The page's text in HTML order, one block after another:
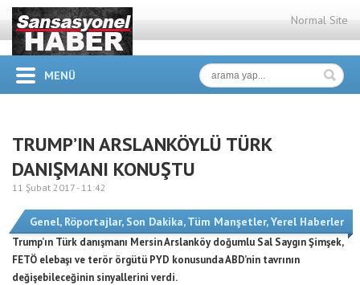
Normal Site
MENÜ
TRUMP’IN ARSLANKÖYLÜ TÜRK
DANIŞMANI KONUŞTU
11 Şubat 2017 - 11:42
Genel, Röportajlar, Son Dakika,Tüm Manşetler,Yerel Haberler
Trump’ın Türk danışmanı Mersin Arslanköy doğumlu Sal Saygın Şimşek,
FETÖ elebaşı ve terör örgütü PYD konusunda ABD’nin tavrının
değişebileceğinin sinyallerini verdi.